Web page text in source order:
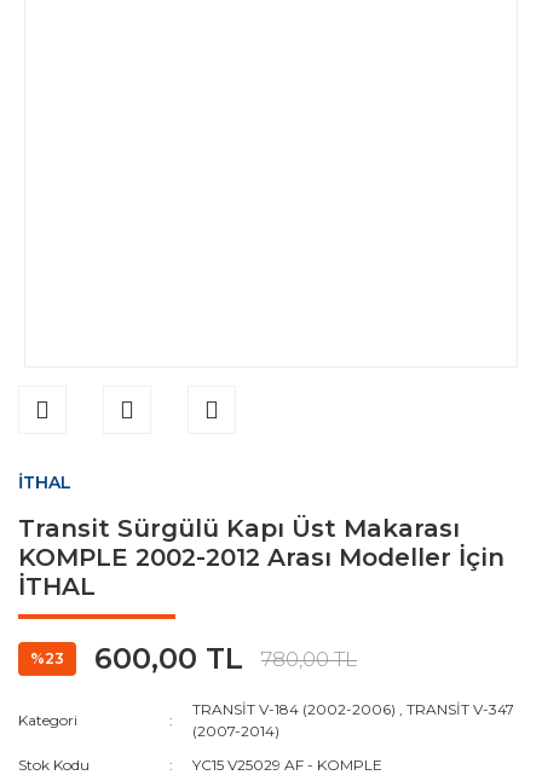
İTHAL
Transit Sürgülü Kapı Üst Makarası
KOMPLE 2002-2012 Arası Modeller İçin
İTHAL
%23 600,00 TL 780,00 TL
Kategori
TRANSİT V-184 (2002-2006) ,TRANSİT V-347
(2007-2014)
Stok Kodu
YC15 V25029 AF - KOMPLE